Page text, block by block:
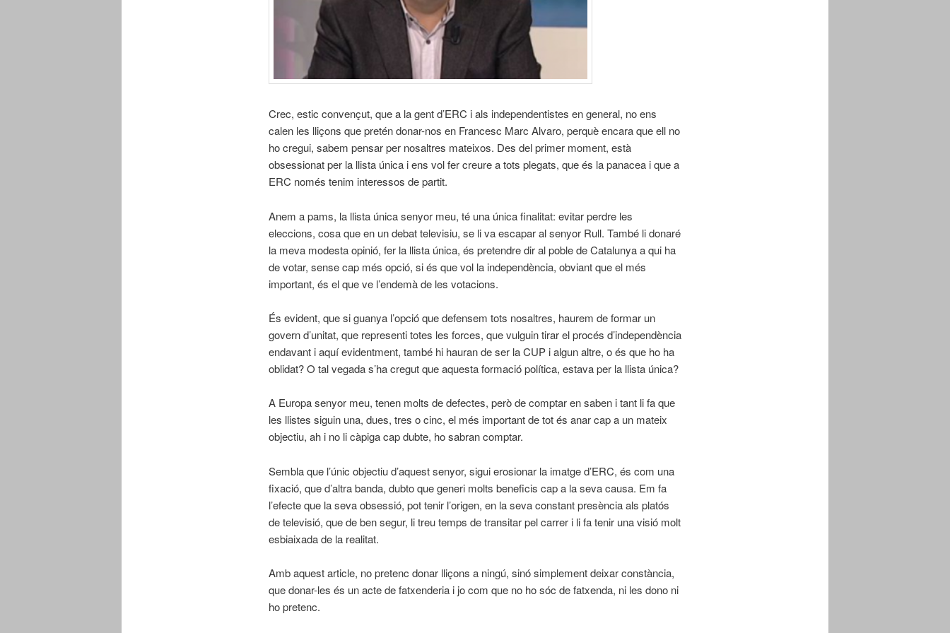
Crec, estic convençut, que a la gent d’ERC i als independentistes en general, no ens
calen les lliçons que pretén donar-nos en Francesc Marc Alvaro, perquè encara que ell no
ho cregui, sabem pensar per nosaltres mateixos. Des del primer moment, està
obsessionat per la llista única i ens vol fer creure a tots plegats, que és la panacea i que a
ERC només tenim interessos de partit.
Anem a pams, la llista única senyor meu, té una única finalitat: evitar perdre les
eleccions, cosa que en un debat televisiu, se li va escapar al senyor Rull. També li donaré
la meva modesta opinió, fer la llista única, és pretendre dir al poble de Catalunya a qui ha
de votar, sense cap més opció, si és que vol la independència, obviant que el més
important, és el que ve l’endemà de les votacions.
És evident, que si guanya l’opció que defensem tots nosaltres, haurem de formar un
govern d’unitat, que representi totes les forces, que vulguin tirar el procés d’independència
endavant i aquí evidentment, també hi hauran de ser la CUP i algun altre, o és que ho ha
oblidat? O tal vegada s’ha cregut que aquesta formació política, estava per la llista única?
A Europa senyor meu, tenen molts de defectes, però de comptar en saben i tant li fa que
les llistes siguin una, dues, tres o cinc, el més important de tot és anar cap a un mateix
objectiu, ah i no li càpiga cap dubte, ho sabran comptar.
Sembla que l’únic objectiu d’aquest senyor, sigui erosionar la imatge d’ERC, és com una
fixació, que d’altra banda, dubto que generi molts beneficis cap a la seva causa. Em fa
l’efecte que la seva obsessió, pot tenir l’origen, en la seva constant presència als platós
de televisió, que de ben segur, li treu temps de transitar pel carrer i li fa tenir una visió molt
esbiaixada de la realitat.
Amb aquest article, no pretenc donar lliçons a ningú, sinó simplement deixar constància,
que donar-les és un acte de fatxenderia i jo com que no ho sóc de fatxenda, ni les dono ni
ho pretenc.